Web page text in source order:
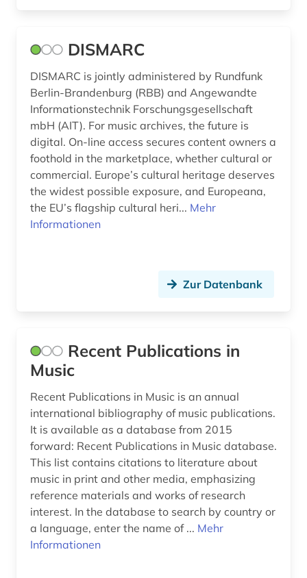
DISMARC
DISMARC is jointly administered by Rundfunk
Berlin-Brandenburg (RBB) and Angewandte
Informationstechnik Forschungsgesellschaft
mbH (AIT). For music archives, the future is
digital. On-line access secures content owners a
foothold in the marketplace, whether cultural or
commercial. Europe’s cultural heritage deserves
the widest possible exposure, and Europeana,
the EU’s flagship cultural heri... Mehr
Informationen
Zur Datenbank
Recent Publications in
Music
Recent Publications in Music is an annual
international bibliography of music publications.
It is available as a database from 2015
forward: Recent Publications in Music database.
This list contains citations to literature about
music in print and other media, emphasizing
reference materials and works of research
interest. In the database to search by country or
a language, enter the name of ... Mehr
Informationen